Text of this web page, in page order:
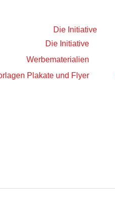
Die Initiative
Die Initiative
Werbematerialien
Plakate und Flyer